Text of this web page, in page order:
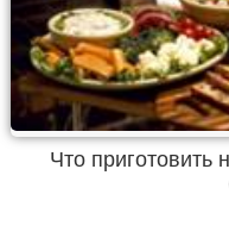
Что приготовить